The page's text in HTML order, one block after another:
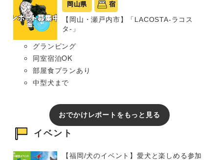
岡山県 宿
【岡山・瀬戸内市】「LACOSTA-ラコス
タ-」
グランピング
同室宿泊OK
部屋食プランあり
中型犬まで
おでかけレポートをもっと見る
イベント
【福岡/犬のイベント】愛犬と楽しめる参加